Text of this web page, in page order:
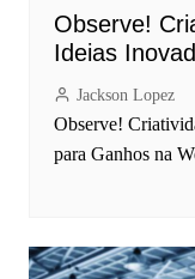
Observe!
Ideias
Jackson Lopez
Observe!
para Ganhos na